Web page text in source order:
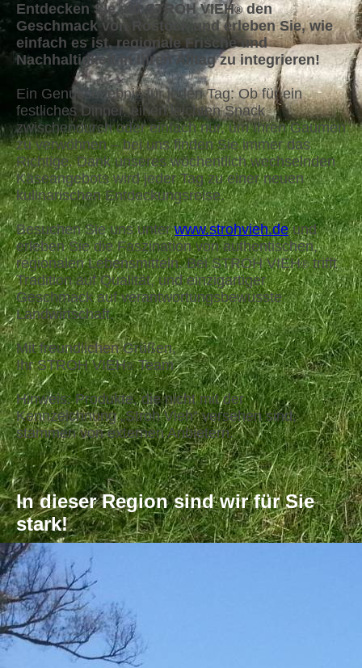
Entdecken Sie mit STROH VIEH®den
Geschmack von Rostock und erleben Sie, wie
einfach es ist, regionale Frische und
Nachhaltigkeit in Ihren Alltag zu integrieren!
Ein Genusserlebnis für jeden Tag: Ob für ein
festliches Dinner, einen leichten Snack
zwischendurch oder einfach nur, um Ihren Gaumen
zu verwöhnen – bei uns finden Sie immer das
Richtige. Dank unseres wöchentlich wechselnden
Käseangebots wird jeder Tag zu einer neuen
kulinarischen Entdeckungsreise.
Besuchen Sie uns unterwww.strohvieh.deund
erleben Sie die Faszination von authentischen,
regionalen Lebensmitteln. Bei STROH VIEH®trifft
Tradition auf Qualität, und einzigartiger
Geschmack auf verantwortungsbewusste
Landwirtschaft.
Mit freundlichen Grüßen,
Ihr STROH VIEH®Team
Hinweis: Produkte, die nicht mit der
Kennzeichnung „Stroh Vieh“ versehen sind,
stammen von externen Anbietern.
In dieser Region sind wir für Sie
stark!